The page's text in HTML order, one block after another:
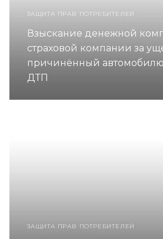
ЗАЩИТА ПРАВ ПОТРЕБИТЕЛЕЙ
Взыскание денежной
страховой компании за
причинённый автомобилю
ДТП
ЗАЩИТА ПРАВ ПОТРЕБИТЕЛЕЙ